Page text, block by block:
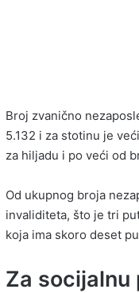
Broj zvanično
5.132 i za stotinu je
za hiljadu i po veći od
Od ukupnog broja
invaliditeta, što je tri
koja ima skoro deset
Za socijalnu